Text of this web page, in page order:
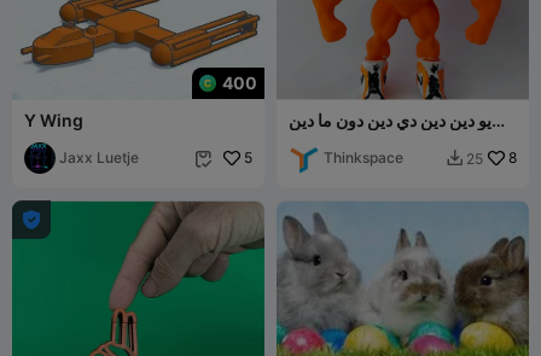
400
Y Wing
Jaxx Luetje  5
يو دين دين دي دين دون ما دين
Thinkspace  25 8
